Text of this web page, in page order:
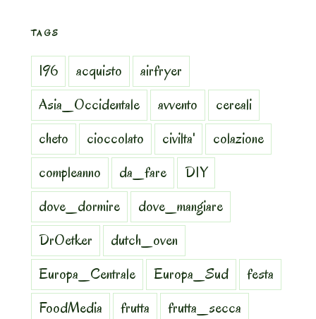
TAGS
196 acquisto
airfryer
Asia_Occidentale
avvento
cereali
cheto
cioccolato civilta'
colazione
compleanno
da_fare
DIY
dove_dormire
dove_mangiare
DrOetker
dutch_oven
Europa_Centrale
Europa_Sud
festa
FoodMedia
frutta
frutta_secca